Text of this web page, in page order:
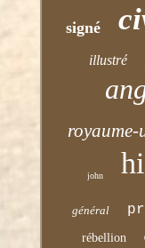
signé
illustré
royaume-
john
général
rébellion